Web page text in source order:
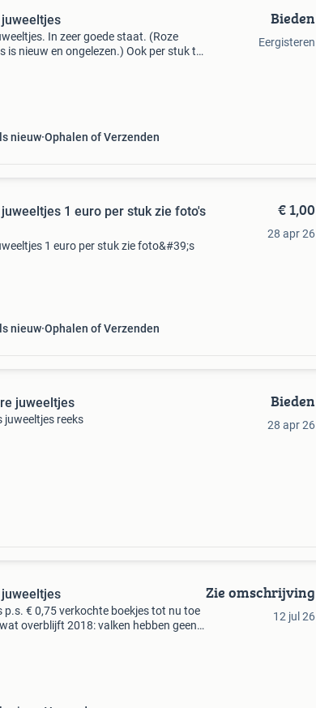
In zeer goede staat. (Roze
is nieuw en ongelezen.) Ook per stuk te
nieuw Ophalen of Verzenden
Bieden
Eergisteren
1 euro per stuk zie foto's
1 euro per stuk zie foto&#39;s
nieuw Ophalen of Verzenden
€ 1,00
28 apr 26
juweeltjes
juweeltjes reeks
Bieden
28 apr 26
p.s. € 0,75 verkochte boekjes tot nu toe
overblijft 2018: valken hebben geen
Zie omschrijving
12 jul 26